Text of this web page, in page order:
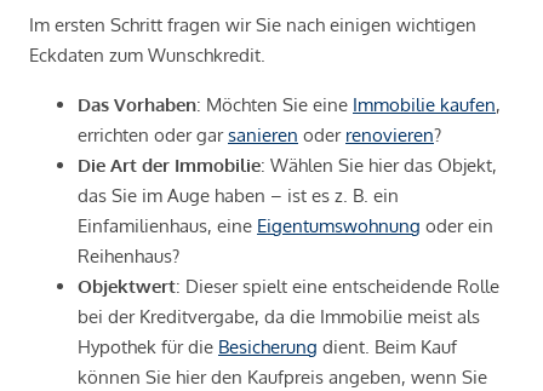
Im ersten Schritt fragen wir Sie nach einigen wichtigen
Eckdaten zum Wunschkredit.
Das Vorhaben: Möchten Sie eine Immobilie kaufen,
errichten oder garsanieren oder renovieren?
Die Art der Immobilie: Wählen Sie hier das Objekt,
das Sie im Auge haben – ist es z. B. ein
Einfamilienhaus, eine Eigentumswohnung oder ein
Reihenhaus?
Objektwert: Dieser spielt eine entscheidende Rolle
bei der Kreditvergabe, da die Immobilie meist als
Hypothek für die Besicherung dient. Beim Kauf
können Sie hier den Kaufpreis angeben, wenn Sie